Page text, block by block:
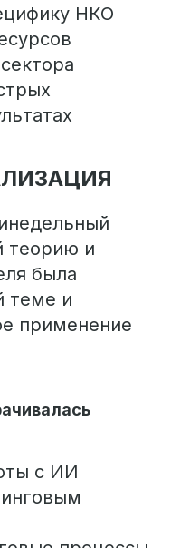
НКО
теорию и
была
теме и
применение
с ИИ